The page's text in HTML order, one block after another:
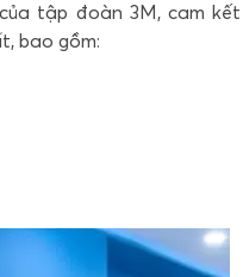
tập đoàn 3M, cam kết
bao gồm: